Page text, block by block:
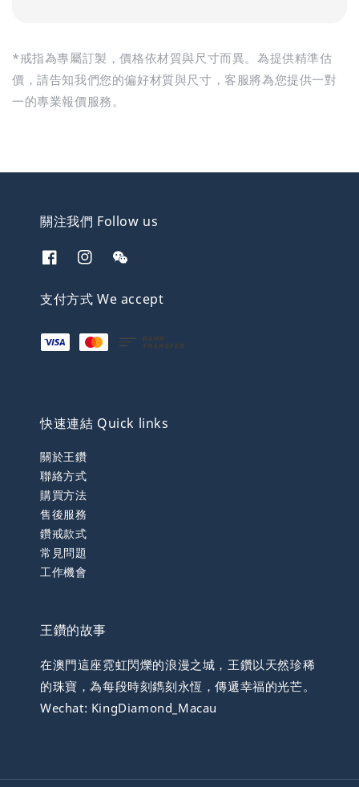
*戒指為專屬訂製，價格依材質與尺寸而異。為提供精準估
價，請告知我們您的偏好材質與尺寸，客服將為您提供一對
一的專業報價服務。
關注我們 Follow us
支付方式 We accept
快速連結 Quick links
關於王鑽
聯絡方式
購買方法
售後服務
鑽戒款式
常見問題
工作機會
王鑽的故事
在澳門這座霓虹閃爍的浪漫之城，王鑽以天然珍稀
的珠寶，為每段時刻鐫刻永恆，傳遞幸福的光芒。
Wechat: KingDiamond_Macau